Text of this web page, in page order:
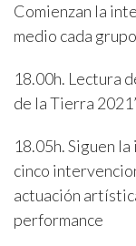
Comienzan la
medio cada
18.00h. Lectura
de la Tierra
18.05h. Siguen
cinco
actuación
performance